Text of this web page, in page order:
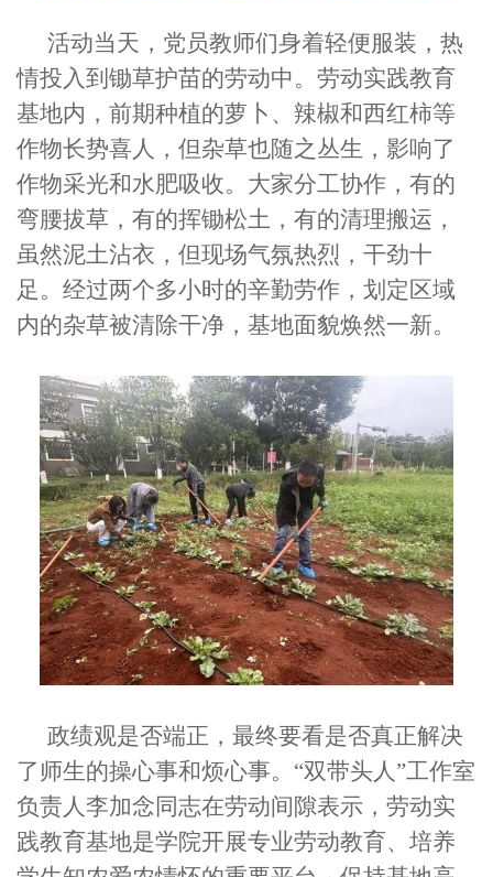
活动当天，党员教师们身着轻便服装，热
情投入到锄草护苗的劳动中。劳动实践教育
基地内，前期种植的萝卜、辣椒和西红柿等
作物长势喜人，但杂草也随之丛生，影响了
作物采光和水肥吸收。大家分工协作，有的
弯腰拔草，有的挥锄松土，有的清理搬运，
虽然泥土沾衣，但现场气氛热烈，干劲十
足。经过两个多小时的辛勤劳作，划定区域
内的杂草被清除干净，基地面貌焕然一新。
政绩观是否端正，最终要看是否真正解决
了师生的操心事和烦心事。“双带头人”工作室
负责人 李加念同志在劳动间隙表示，劳动实
践教育基地是学院开展专业劳动教育、培养